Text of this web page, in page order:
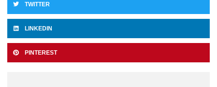
TWITTER
LINKEDIN
PINTEREST